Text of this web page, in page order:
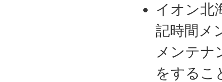
イオン北
記時間メ
メンテナ
をするこ